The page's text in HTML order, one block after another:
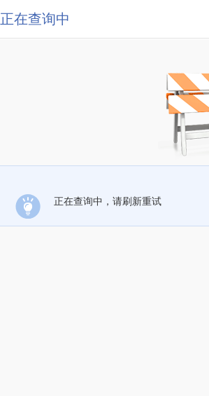
正在查询中
正在查询中，请刷新重试